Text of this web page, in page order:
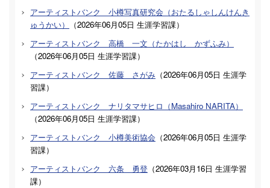
アーティストバンク 小樽写真研究会（おたるしゃしんけんき
ゅうかい）
（2026年06月05日 生涯学習課）
アーティストバンク 高橋 一文（たかはし かずふみ）
（2026年06月05日 生涯学習課）
アーティストバンク 佐藤 さがみ （2026年06月05日 生涯学
習課）
アーティストバンク ナリタマサヒロ（Masahiro NARITA）
（2026年06月05日 生涯学習課）
アーティストバンク 小樽美術協会 （2026年06月05日 生涯学
習課）
アーティストバンク 六条 勇登 （2026年03月16日 生涯学習
課）